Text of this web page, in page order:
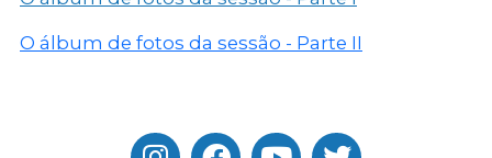
O álbum de fotos da sessão - Parte II